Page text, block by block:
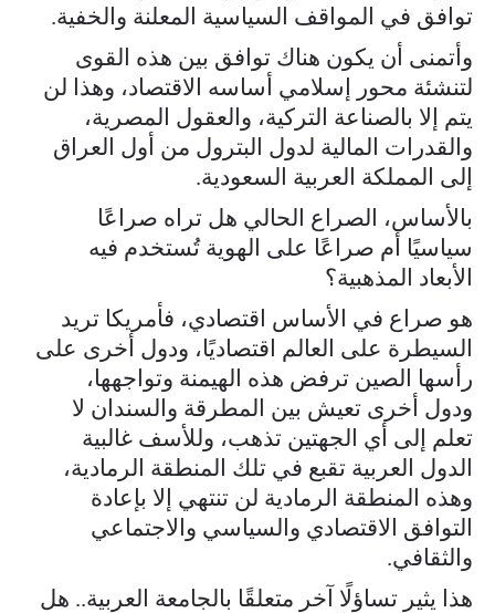
توافق في المواقف السياسية المعلنة والخفية.
وأتمنى أن يكون هناك توافق بين هذه القوى
لتنشئة محور إسلامي أساسه الاقتصاد، وهذا لن
يتم إلا بالصناعة التركية، والعقول المصرية،
والقدرات المالية لدول البترول من أول العراق
إلى المملكة العربية السعودية.
بالأساس، الصراع الحالي هل تراه صراعًا
سياسيًا أم صراعًا على الهوية تُستخدم فيه
الأبعاد المذهبية؟
هو صراع في الأساس اقتصادي، فأمريكا تريد
السيطرة على العالم اقتصاديًا، ودول أخرى على
رأسها الصين ترفض هذه الهيمنة وتواجهها،
ودول أخرى تعيش بين المطرقة والسندان لا
تعلم إلى أي الجهتين تذهب، وللأسف غالبية
الدول العربية تقبع في تلك المنطقة الرمادية،
وهذه المنطقة الرمادية لن تنتهي إلا بإعادة
التوافق الاقتصادي والسياسي والاجتماعي
والثقافي.
هذا يثير تساؤلًا آخر متعلقًا بالجامعة العربية.. هل